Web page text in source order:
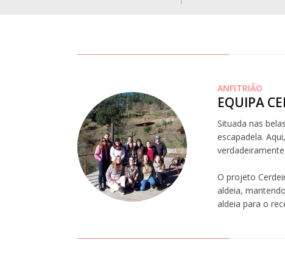
ANFITRIÃO
EQUIPA
Situada nas
escapadela.
O projeto
aldeia,
aldeia para o